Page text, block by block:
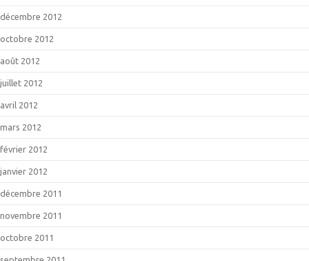
décembre 2012
octobre 2012
août 2012
juillet 2012
avril 2012
mars 2012
février 2012
janvier 2012
décembre 2011
novembre 2011
octobre 2011